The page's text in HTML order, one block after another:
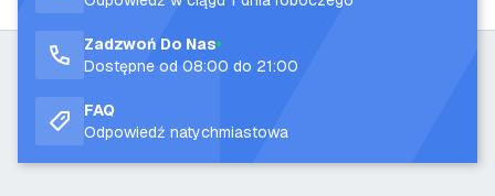
Zadzwoń Do Nas
Dostępne od 08:00 do 21:00
FAQ
Odpowiedź natychmiastowa